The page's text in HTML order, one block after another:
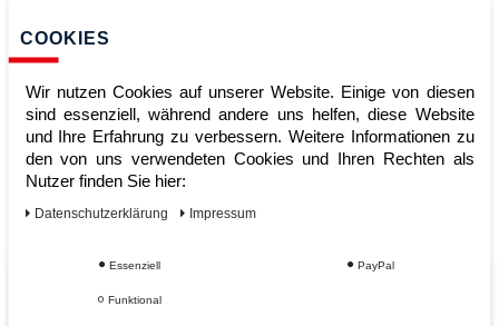
ZUM WARENKORB
Sofort lieferbar
Kauf auf Rechnung
COOKIES
Wir nutzen Cookies auf unserer Website. Einige von diesen
sind essenziell, während andere uns helfen, diese Website
und Ihre Erfahrung zu verbessern. Weitere Informationen zu
den von uns verwendeten Cookies und Ihren Rechten als
Nutzer finden Sie hier:
Daten­schutz­erklärung Impressum
Essenziell PayPal
Funktional